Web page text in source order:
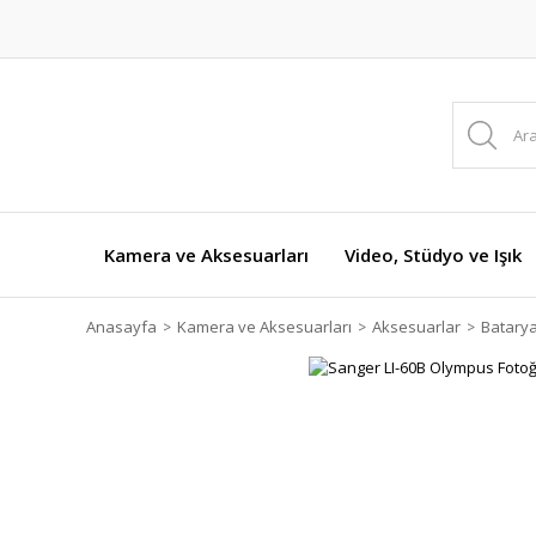
Kamera ve Aksesuarları Video, Stüdyo ve Işık
Anasayfa Kamera ve Aksesuarları Aksesuarlar